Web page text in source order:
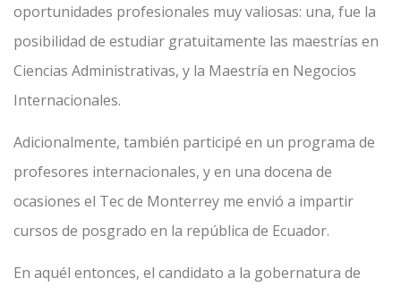
oportunidades profesionales muy valiosas: una, fue la
posibilidad de estudiar gratuitamente las maestrías en
Ciencias Administrativas, y la Maestría en Negocios
Internacionales.
Adicionalmente, también participé en un programa de
profesores internacionales, y en una docena de
ocasiones el Tec de Monterrey me envió a impartir
cursos de posgrado en la república de Ecuador.
En aquél entonces, el candidato a la gobernatura de